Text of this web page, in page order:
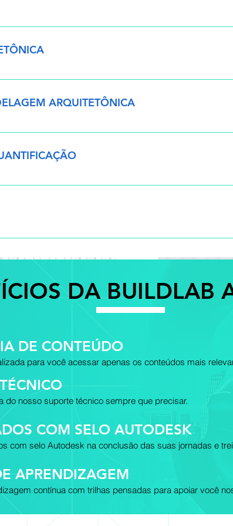
da instrutora o Objetivo do curso o
de modificação o Ferramentas de desenho
e forros o Inserção de famílias o Desafio para
ARQUITETÔNICA
BIM para Projetos Arquitetônicos o
o Configuração de visibilidade o Gerenciamento
e configuração de vistas (cortes, detalhes e
Tabelas de quantidades o Conclusão do Módulo 04
em CSV o CAD e DWG o IFC o PDF o
DA BUILDLAB
DE CONTEÚDO
para você acessar apenas os conteúdos mais
do nosso suporte técnico sempre que precisar.
COM SELO AUTODESK
com selo Autodesk na conclusão das suas jornadas e
APRENDIZAGEM
contínua com trilhas pensadas para apoiar você